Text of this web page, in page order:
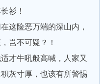
衫！
险恶万端的深山内，
岂不可疑？！
牛吼般高喊，人家又
灰寸厚，也该有所警惕